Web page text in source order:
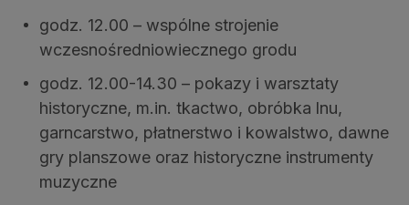
godz. 12.00 – wspólne strojenie
wczesnośredniowiecznego grodu
godz. 12.00-14.30 – pokazy i warsztaty
historyczne, m.in. tkactwo, obróbka lnu,
garncarstwo, płatnerstwo i kowalstwo, dawne
gry planszowe oraz historyczne instrumenty
muzyczne